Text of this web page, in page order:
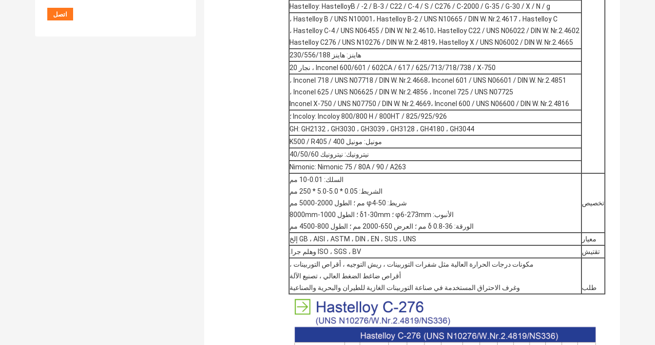
Hastelloy: HastelloyB / -2 / B-3 / C22 / C-4 / S / C276 / C-2000 / G-35 / G-30 / X / N / g
Hastelloy B / UNS N10001، Hastelloy B-2 / UNS N10665 / DIN W. Nr.2.4617 ، Hastelloy C ،
Hastelloy C-4 / UNS N06455 / DIN W. Nr.2.4610، Hastelloy C22 / UNS N06022 / DIN W. Nr.2.4602 ،
Hastelloy C276 / UNS N10276 / DIN W. Nr.2.4819، Hastelloy X / UNS N06002 / DIN W. Nr.2.4665
هاينز: هاينز 230/556/188
Inconel 600/601 / 602CA / 617 / 625/713/718/738 / X-750 ، نجار 20
Inconel 718 / UNS N07718 / DIN W. Nr.2.4668، Inconel 601 / UNS N06601 / DIN W. Nr.2.4851 ،
Inconel 625 / UNS N06625 / DIN W. Nr.2.4856 ، Inconel 725 / UNS N07725 ،
Inconel X-750 / UNS N07750 / DIN W. Nr.2.4669، Inconel 600 / UNS N06600 / DIN W. Nr.2.4816
Incoloy: Incoloy 800/800 H / 800HT / ​​825/925/926 ؛
GH: GH2132 ، GH3030 ، GH3039 ، GH3128 ، GH4180 ، GH3044
مونيل: مونيل 400 / K500 / R405
نيترونيك: نيترونيك 40/50/60
Nimonic: Nimonic 75 / 80A / 90 / A263
تخصيص
السلك: 0.01-10 مم
الشريط: 0.05 * 5.0-5.0 * 250 مم
شريط: φ4-50 مم ؛ الطول 2000-5000 مم
الأنبوب: φ6-273mm ؛ δ1-30mm ؛ الطول 1000-8000mm
الورقة: δ 0.8-36 مم ؛ العرض 650-2000 مم ؛ الطول 800-4500 مم
معيار
GB ، AISI ، ASTM ، DIN ، EN ، SUS ، UNS إلخ
تقتيش
ISO ، SGS ، BV وهلم جرا.
طلب
مكونات درجات الحرارة العالية مثل شفرات التوربينات ، ريش التوجيه ، أقراص التوربينات ،
أقراص ضاغط الضغط العالي ، تصنيع الآلة
وغرف الاحتراق المستخدمة في صناعة التوربينات الغازية للطيران والبحرية والصناعية